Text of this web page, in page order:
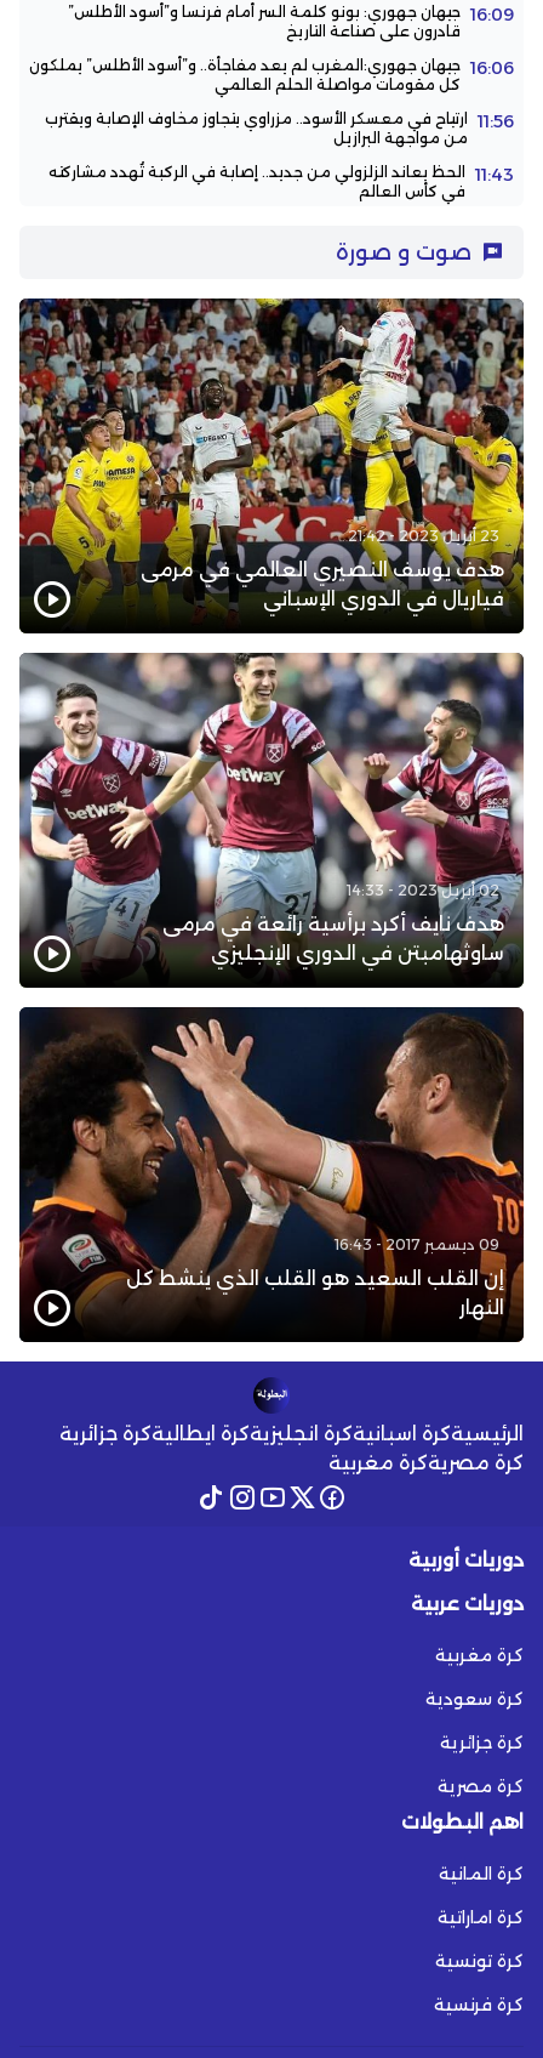
16:09 جيهان جهوري: بونو كلمة السر أمام فرنسا و”أسود الأطلس”
قادرون على صناعة التاريخ
16:06 جيهان جهوري:المغرب لم يعد مفاجأة.. و”أسود الأطلس” يملكون
كل مقومات مواصلة الحلم العالمي
11:56
ارتياح في معسكر الأسود.. مزراوي يتجاوز مخاوف الإصابة ويقترب
من مواجهة البرازيل
11:43
الحظ يعاند الزلزولي من جديد.. إصابة في الركبة تُهدد مشاركته
في كأس العالم
صوت و صورة
23 أبريل 2023 - 21:42
هدف يوسف النصيري العالمي في مرمى
فياريال في الدوري الإسباني
02 أبريل 2023 - 14:33
هدف نايف أكرد برأسية رائعة في مرمى
ساوثهامبتن في الدوري الإنجليزي
09 ديسمبر 2017 - 16:43
إن القلب السعيد هو القلب الذي ينشط كل
النهار
الرئيسيةكرة اسبانيةكرة انجليزيةكرة ايطاليةكرة جزائرية
كرة مصريةكرة مغربية
دوريات أوربية
دوريات عربية
كرة مغربية
كرة سعودية
كرة جزائرية
كرة مصرية
اهم البطولات
كرة المانية
كرة اماراتية
كرة تونسية
كرة فرنسية